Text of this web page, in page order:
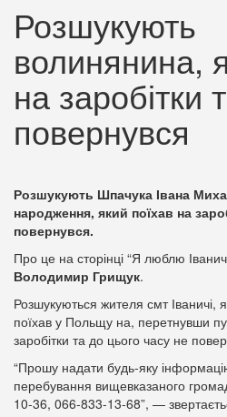
Розшукують
волинянина,
на заробітки
повернувся
Розшукують Шпачука Івана
народження, який поїхав на
повернувся.
Про це на сторінці “Я люблю
Володимир Грищук.
Розшукуються жителя смт Іваничі,
поїхав у Польщу на, перетнувши
заробітки та до цього часу не
“Прошу надати будь-яку
перебування вищевказаного
10-36, 066-833-13-68”, —